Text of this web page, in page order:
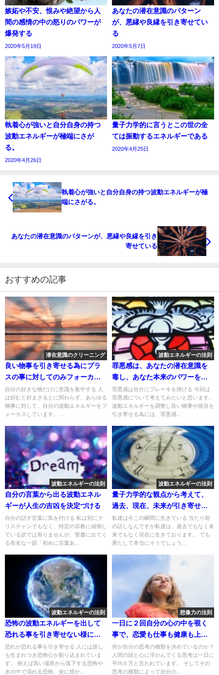
嫉妬や不安、恨みや絶望から人
間の感情の中の怒りのパワーが
爆発する
2020年5月19日
あなたの潜在意識のパターン
が、悪縁や良縁を引き寄せてい
る
2020年5月7日
執着心が強いと自分自身の持つ
波動エネルギーが極端にさが
る。
2020年4月26日
量子力学的に言うとこの世の全
ては振動するエネルギーである
2020年4月25日
執着心が強いと自分自身の持つ波動エネルギーが極
端にさがる。
あなたの潜在意識のパターンが、悪縁や良縁を引き
寄せている
おすすめの記事
潜在意識のクリーニング
良い物事を引き寄せる為にプラ
スの事に対してのみフォーカス
する！
自分の好きな物だけに意識を集中する 人
は好むと好まざるとに関わらず、あらゆる
物事に対して、自分の波動エネルギーをフ
ォーカスしています。 ...
波動エネルギーの法則
罪悪感は、あなたの潜在意識を
毒し、あなた本来のパワーを下
げる
罪悪感は自分にブレーキを掛ける 今回は
罪悪感について考えてみたいと思います。
波動エネルギーを調整し良い物事や状況を
引き寄せる為には、罪悪感...
波動エネルギーの法則
自分の言葉から出る波動エネル
ギーが人生の吉凶を決定づける
自分の話す言葉に気を付ける 私は別にク
リスチャンでもなく、特定の宗教に傾倒し
ている訳では有りませんが、聖書に出てく
る有名な一節「初めに言葉あ...
波動エネルギーの法則
量子力学的な観点から考えて、
過去、現在、未来が引き寄せる
もの
私達は今この瞬間に生きている 当たり前
の話しなんですが私達は、過去でもなく未
来でもなく現在に生きております。 でも
果たして本当にそうでしょう...
波動エネルギーの法則
恐怖の波動エネルギーを出して
恐れる事を引き寄せない様に注
意する
恐れが恐れる事を引き寄せる 人には誰し
も生まれつき恐怖心が刷り込まれていま
す。 例えば高い場所から落下する恐怖や
水の中で溺れる恐怖、炎に焼か...
想像力の法則
一日に２回自分の心の中を覗く
事で、恋愛も仕事も健康も上手
くいく
何が自分の思考の種類を決めているのか？
人間の頭と心に浮かんでくる思考は一日に
平均６万と言われています。 そしてその
思考の種類によって自分の...